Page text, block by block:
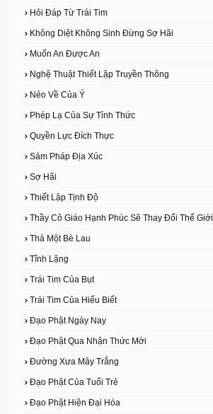
Hỏi Đáp Từ Trái Tim
Không Diệt Không Sinh Đừng Sợ Hãi
Muốn An Được An
Nghệ Thuật Thiết Lập Truyền Thông
Nẻo Về Của Ý
Phép Lạ Của Sự Tỉnh Thức
Quyền Lực Đích Thực
Sám Pháp Địa Xúc
Sợ Hãi
Thiết Lập Tịnh Độ
Thầy Cô Giáo Hạnh Phúc Sẽ Thay Đổi Thế Giới
Thả Một Bè Lau
Tĩnh Lặng
Trái Tim Của Bụt
Trái Tim Của Hiểu Biết
Đạo Phật Ngày Nay
Đạo Phật Qua Nhận Thức Mới
Đường Xưa Mây Trắng
Đạo Phật Của Tuổi Trẻ
Đạo Phật Hiện Đại Hóa